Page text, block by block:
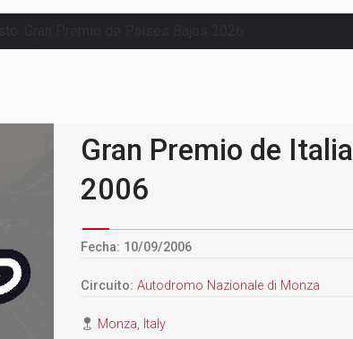
Gran Premio de Italia
2006
Fecha: 10/09/2006
Circuito: Autodromo Nazionale di Monza
Monza, Italy